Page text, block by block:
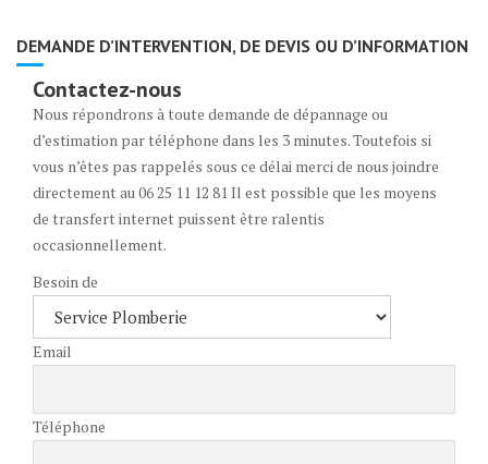
DEMANDE D’INTERVENTION, DE DEVIS OU D’INFORMATION
Contactez-nous
Nous répondrons à toute demande de dépannage ou
d’estimation par téléphone dans les 3 minutes. Toutefois si
vous n’êtes pas rappelés sous ce délai merci de nous joindre
directement au 06 25 11 12 81 Il est possible que les moyens
de transfert internet puissent être ralentis
occasionnellement.
Besoin de
Email
Téléphone